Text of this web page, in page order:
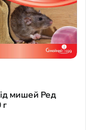
мишей Ред
г